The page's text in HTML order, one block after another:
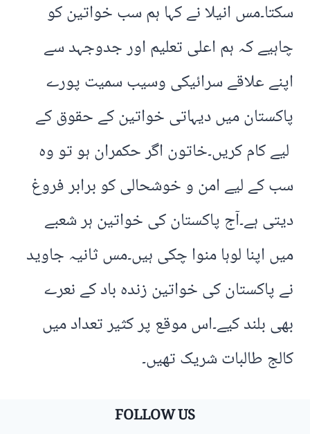
سکتا۔مس انیلا نے کہا ہم سب خواتین کو
چاہیے کہ ہم اعلی تعلیم اور جدوجہد سے
اپنے علاقے سرائیکی وسیب سمیت پورے
پاکستان میں دیہاتی خواتین کے حقوق کے
لیے کام کریں۔خاتون اگر حکمران ہو تو وہ
سب کے لیے امن و خوشحالی کو برابر فروغ
دیتی ہے۔آج پاکستان کی خواتین ہر شعبے
میں اپنا لوہا منوا چکی ہیں۔مس ثانیہ جاوید
نے پاکستان کی خواتین زندہ باد کے نعرے
بھی بلند کیے۔اس موقع پر کثیر تعداد میں
کالج طالبات شریک تھیں۔
FOLLOW US